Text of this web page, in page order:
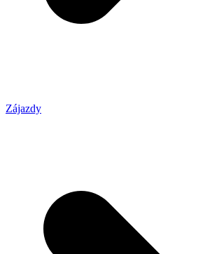
Zájazdy